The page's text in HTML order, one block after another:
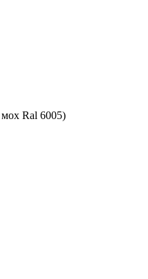
Ral 6005)